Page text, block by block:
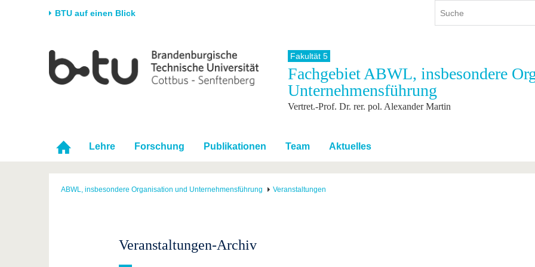
BTU auf einen Blick
Universität
Partnerschaften &
Strukturwandel
Forschung
Wissenschaftlicher
Studium
Studienangebot
Vor dem Studium
Nach dem Studium
International
Internationales Profil
Aus dem Ausland an die BTU
Für internationale
Kontakt
Weiterbildung
Fakultät 5
Fachgebiet ABWL, insbesondere
Unternehmensführung
Vertret.-Prof. Dr. rer. pol. Alexander Martin
Lehre Forschung Publikationen Team Aktuelles
ABWL, insbesondere Organisation und Unternehmensführung Veranstaltungen
Veranstaltungen-Archiv